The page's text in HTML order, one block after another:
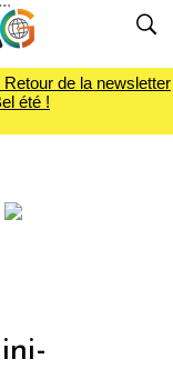
de la newsletter
été !